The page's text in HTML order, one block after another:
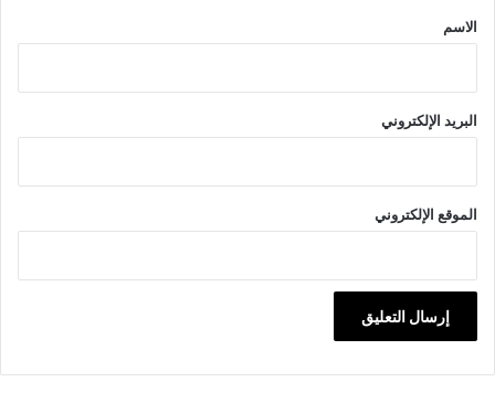
*
الاسم
البريد الإلكتروني
الموقع الإلكتروني